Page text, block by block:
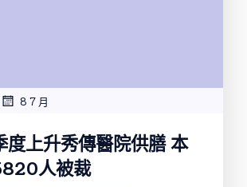
8 7 月
度上升秀傳醫院供膳 本
人被裁